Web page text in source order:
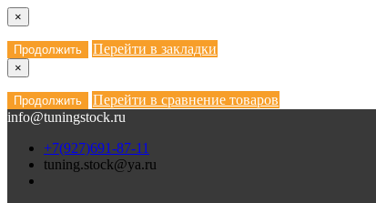
×
Продолжить Перейти в закладки
×
Продолжить
Перейти в сравнение товаров
info@tuningstock.ru
+7(927)691-87-11
tuning.stock@ya.ru